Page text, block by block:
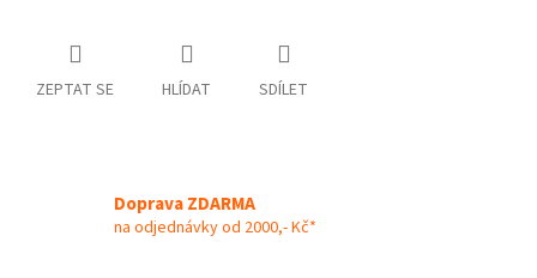
ZEPTAT SE HLÍDAT SDÍLET
Doprava ZDARMA
na odjednávky od 2000,- Kč*